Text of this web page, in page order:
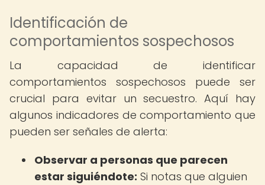
Identificación de
comportamientos sospechosos
La capacidad de identificar
comportamientos sospechosos puede ser
crucial para evitar un secuestro. Aquí hay
algunos indicadores de comportamiento que
pueden ser señales de alerta:
Observar a personas que parecen
estar siguiéndote: Si notas que alguien